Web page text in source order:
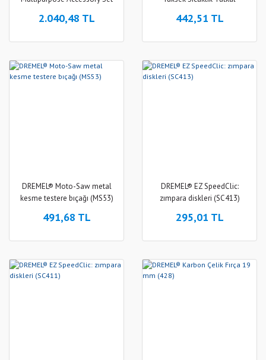
2.040,48 TL 442,51 TL
DREMEL® Moto-Saw metal
kesme testere bıçağı (MS53)
491,68 TL
DREMEL® EZ SpeedClic:
zımpara diskleri (SC413)
295,01 TL